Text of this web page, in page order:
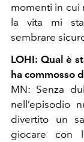
momenti in cui
la vita mi
sembrare
LOHI: Qual è
ha commosso
MN: Senza
nell’episodio
divertito un
giocare con